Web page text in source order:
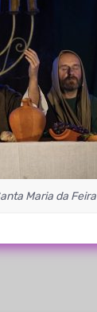
Maria da Feira